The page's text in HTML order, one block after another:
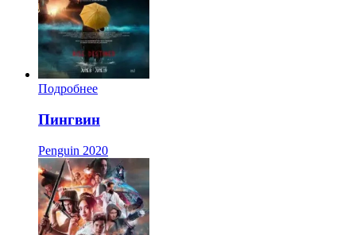
Подробнее
Пингвин
Penguin 2020